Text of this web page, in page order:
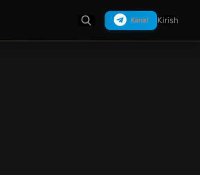
Kanal Kirish